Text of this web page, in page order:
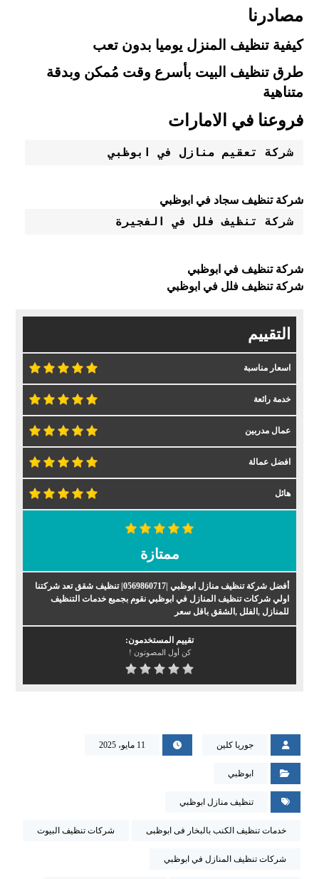
مصادرنا
كيفية تنظيف المنزل يوميا بدون تعب
طرق تنظيف البيت بأسرع وقت مُمكن وبدقة
متناهية
فروعنا في الامارات
شركة تعقيم منازل في ابوظبي
شركة تنظيف سجاد في ابوظبي
شركة تنظيف فلل في الفجيرة
شركة تنظيف في ابوظبي
شركة تنظيف فلل في ابوظبي
التقييم
اسعار مناسبة
خدمة رائعة
عمال مدربين
افضل عمالة
هائل
ممتازة
أفضل شركة تنظيف منازل ابوظبي |0569860717| تنظيف شقق تعد شركتنا
اولي شركات تنظيف المنازل في ابوظبي نقوم بجميع خدمات التنظيف
للمنازل ,الفلل ,الشقق باقل سعر
تقييم المستخدمون:
كن أول المصوتون !
جوريا كلين 11 مايو، 2025
ابوظبي
تنظيف منازل ابوظبي
خدمات تنظيف الكنب بالبخار فى ابوظبى شركات تنظيف البيوت
شركات تنظيف المنازل في ابوظبي